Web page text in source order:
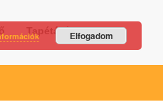
TapétázásElfogadom